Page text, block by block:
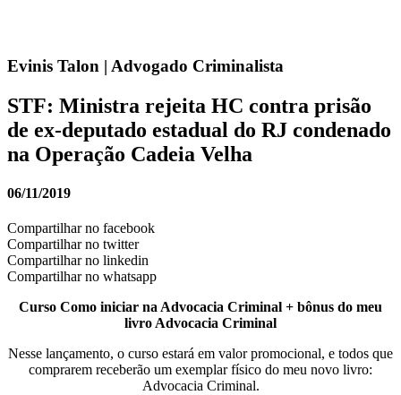
Evinis Talon | Advogado Criminalista
STF: Ministra rejeita HC contra prisão
de ex-deputado estadual do RJ condenado
na Operação Cadeia Velha
06/11/2019
Compartilhar no facebook
Compartilhar no twitter
Compartilhar no linkedin
Compartilhar no whatsapp
Curso Como iniciar na Advocacia Criminal + bônus do meu
livro Advocacia Criminal
Nesse lançamento, o curso estará em valor promocional, e todos que
comprarem receberão um exemplar físico do meu novo livro:
Advocacia Criminal.